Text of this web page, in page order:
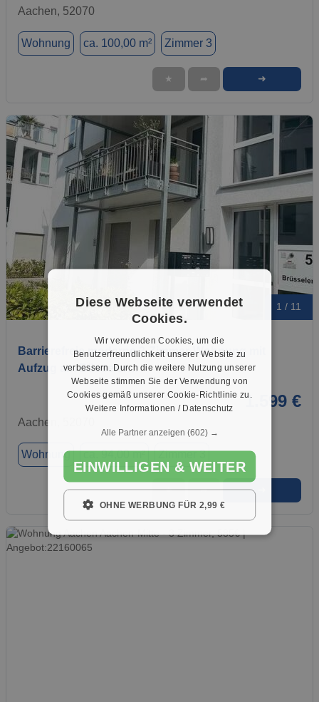
Aachen, 52070
Wohnung ca. 100,00 m² Zimmer 3
★ ➦ ➜
1 / 11
Barrierefreie moderne 3-Zimmer-Wohnung mit
Aufzug am Büsseler…
1.599 €
Aachen, 52070
Wohnung ca. 94,00 m² Zimmer 3
★ ➦
Diese Webseite verwendet
Cookies.
Wir verwenden Cookies, um die
Benutzerfreundlichkeit unserer Website zu
verbessern. Durch die weitere Nutzung unserer
Webseite stimmen Sie der Verwendung von
Cookies gemäß unserer Cookie-Richtlinie zu.
Weitere Informationen / Datenschutz
Alle Partner anzeigen (602) →
EINWILLIGEN & WEITER
OHNE WERBUNG FÜR 2,99 €